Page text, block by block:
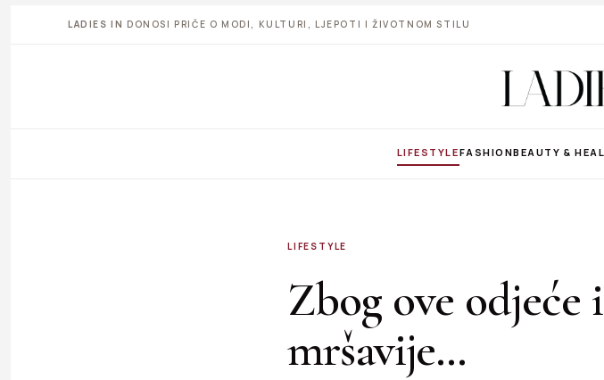
LADIES IN DONOSI PRIČE O MODI, KULTURI, LJEPOTI I ŽIVOTNOM STILU
LIFESTYLEFASHIONBEAUTY &
LIFESTYLE
Zbog ove odjeće
mršavije…